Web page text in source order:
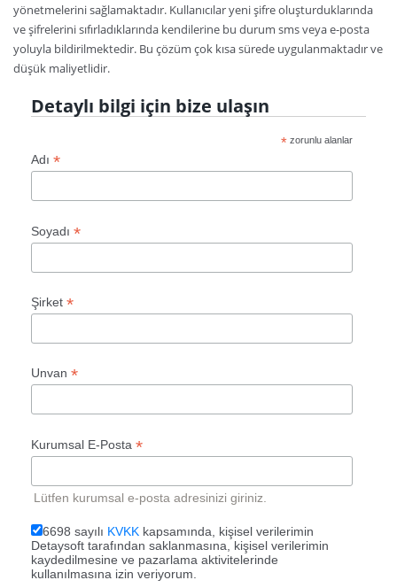
yönetmelerini sağlamaktadır. Kullanıcılar yeni şifre oluşturduklarında
ve şifrelerini sıfırladıklarında kendilerine bu durum sms veya e-posta
yoluyla bildirilmektedir. Bu çözüm çok kısa sürede uygulanmaktadır ve
düşük maliyetlidir.
Detaylı bilgi için bize ulaşın
*zorunlu alanlar
Adı *
Soyadı *
Şirket *
Unvan *
Kurumsal E-Posta *
Lütfen kurumsal e-posta adresinizi giriniz.
6698 sayılı KVKK kapsamında, kişisel verilerimin
Detaysoft tarafından saklanmasına, kişisel verilerimin
kaydedilmesine ve pazarlama aktivitelerinde
kullanılmasına izin veriyorum.